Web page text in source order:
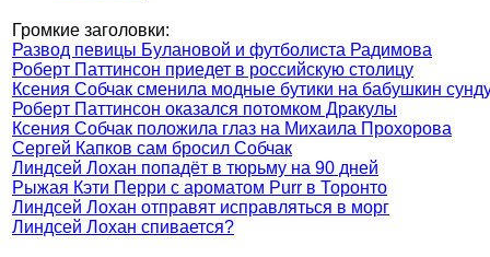
Громкие заголовки:
Развод певицы Булановой и футболиста Радимова
Роберт Паттинсон приедет в российскую столицу
Ксения Собчак сменила модные бутики на бабушкин
Роберт Паттинсон оказался потомком Дракулы
Ксения Собчак положила глаз на Михаила Прохорова
Сергей Капков сам бросил Собчак
Линдсей Лохан попадёт в тюрьму на 90 дней
Рыжая Кэти Перри с ароматом Purr в Торонто
Линдсей Лохан отправят исправляться в морг
Линдсей Лохан спивается?